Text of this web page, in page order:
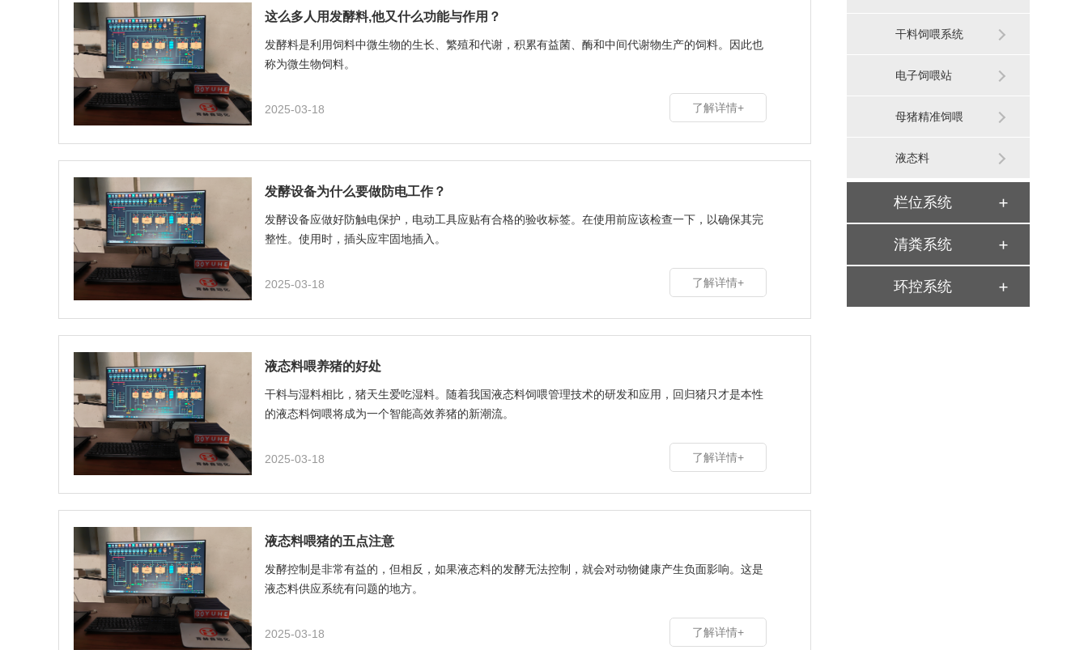
这么多人用发酵料,他又什么功能与作用？
发酵料是利用饲料中微生物的生长、繁殖和代谢，积累有益菌、酶和中间代谢物生产的饲料。因此也
称为微生物饲料。
2025-03-18 了解详情+
发酵设备为什么要做防电工作？
发酵设备应做好防触电保护，电动工具应贴有合格的验收标签。在使用前应该检查一下，以确保其完
整性。使用时，插头应牢固地插入。
2025-03-18 了解详情+
液态料喂养猪的好处
干料与湿料相比，猪天生爱吃湿料。随着我国液态料饲喂管理技术的研发和应用，回归猪只才是本性
的液态料饲喂将成为一个智能高效养猪的新潮流。
2025-03-18 了解详情+
液态料喂猪的五点注意
发酵控制是非常有益的，但相反，如果液态料的发酵无法控制，就会对动物健康产生负面影响。这是
液态料供应系统有问题的地方。
2025-03-18 了解详情+
干料饲喂系统
电子饲喂站
母猪精准饲喂
液态料
栏位系统
清粪系统
环控系统